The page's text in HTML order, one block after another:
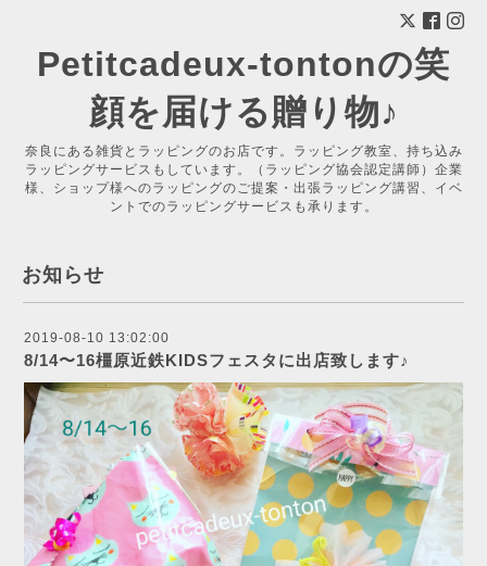
Petitcadeux-tontonの笑
顔を届ける贈り物♪
奈良にある雑貨とラッピングのお店です。ラッピング教室、持ち込み
ラッピングサービスもしています。（ラッピング協会認定講師）企業
様、ショップ様へのラッピングのご提案・出張ラッピング講習、イベ
ントでのラッピングサービスも承ります。
お知らせ
2019-08-10 13:02:00
8/14〜16橿原近鉄KIDSフェスタに出店致します♪